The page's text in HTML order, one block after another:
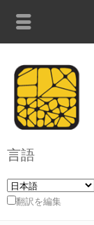
言語
翻訳を編集